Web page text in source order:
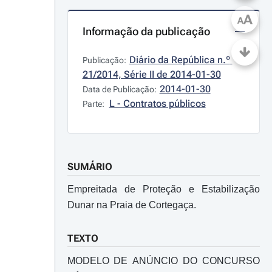
Informação da publicação
Publicação: Diário da República n.º
21/2014, Série II de 2014-01-30
Data de Publicação: 2014-01-30
Parte: L - Contratos públicos
SUMÁRIO
Empreitada de Proteção e Estabilização
Dunar na Praia de Cortegaça.
TEXTO
MODELO DE ANÚNCIO DO CONCURSO
AA